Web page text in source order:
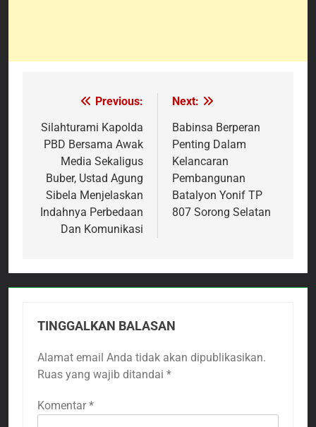
Navigasi
pos
Previous:
Silahturami Kapolda
PBD Bersama Awak
Media Sekaligus
Buber, Ustad Agung
Sibela Menjelaskan
Indahnya Perbedaan
Dan Komunikasi
Next:
Babinsa Berperan
Penting Dalam
Kelancaran
Pembangunan
Batalyon Yonif TP
807 Sorong Selatan
TINGGALKAN BALASAN
Alamat email Anda tidak akan dipublikasikan.
Ruas yang wajib ditandai *
Komentar *